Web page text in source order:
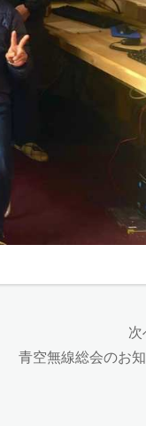
青空無線総会のお